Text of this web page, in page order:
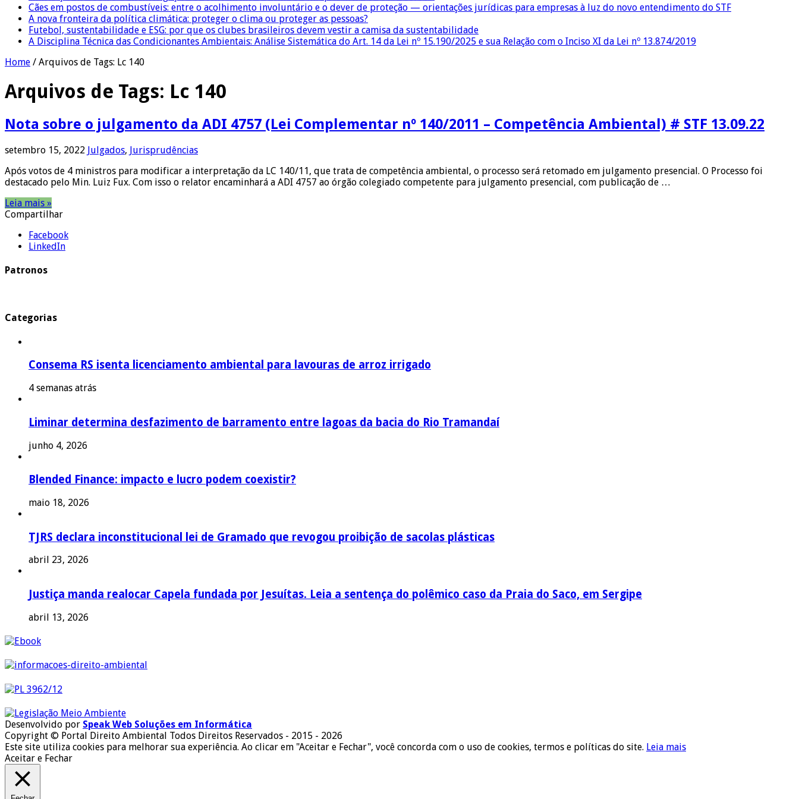
Cães em postos de combustíveis: entre o acolhimento involuntário e o dever de proteção — orientações jurídicas para empresas à luz do novo entendimento do STF
A nova fronteira da política climática: proteger o clima ou proteger as pessoas?
Futebol, sustentabilidade e ESG: por que os clubes brasileiros devem vestir a camisa da sustentabilidade
A Disciplina Técnica das Condicionantes Ambientais: Análise Sistemática do Art. 14 da Lei nº 15.190/2025 e sua Relação com o Inciso XI da Lei nº 13.874/2019
Home / Arquivos de Tags: Lc 140
Arquivos de Tags: Lc 140
Nota sobre o julgamento da ADI 4757 (Lei Complementar nº 140/2011 – Competência Ambiental) # STF 13.09.22
setembro 15, 2022 Julgados, Jurisprudências
Após votos de 4 ministros para modificar a interpretação da LC 140/11, que trata de competência ambiental, o processo será retomado em julgamento presencial. O Processo foi
destacado pelo Min. Luiz Fux. Com isso o relator encaminhará a ADI 4757 ao órgão colegiado competente para julgamento presencial, com publicação de …
Leia mais »
Compartilhar
Facebook
LinkedIn
Patronos
Categorias
Consema RS isenta licenciamento ambiental para lavouras de arroz irrigado
4 semanas atrás
Liminar determina desfazimento de barramento entre lagoas da bacia do Rio Tramandaí
junho 4, 2026
Blended Finance: impacto e lucro podem coexistir?
maio 18, 2026
TJRS declara inconstitucional lei de Gramado que revogou proibição de sacolas plásticas
abril 23, 2026
Justiça manda realocar Capela fundada por Jesuítas. Leia a sentença do polêmico caso da Praia do Saco, em Sergipe
abril 13, 2026
Desenvolvido por Speak Web Soluções em Informática
Copyright © Portal Direito Ambiental Todos Direitos Reservados - 2015 - 2026
Este site utiliza cookies para melhorar sua experiência. Ao clicar em "Aceitar e Fechar", você concorda com o uso de cookies, termos e políticas do site. Leia mais
Aceitar e Fechar